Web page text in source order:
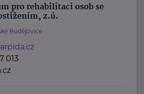
pro rehabilitaci osob se
z.ú.
Budějovice
013